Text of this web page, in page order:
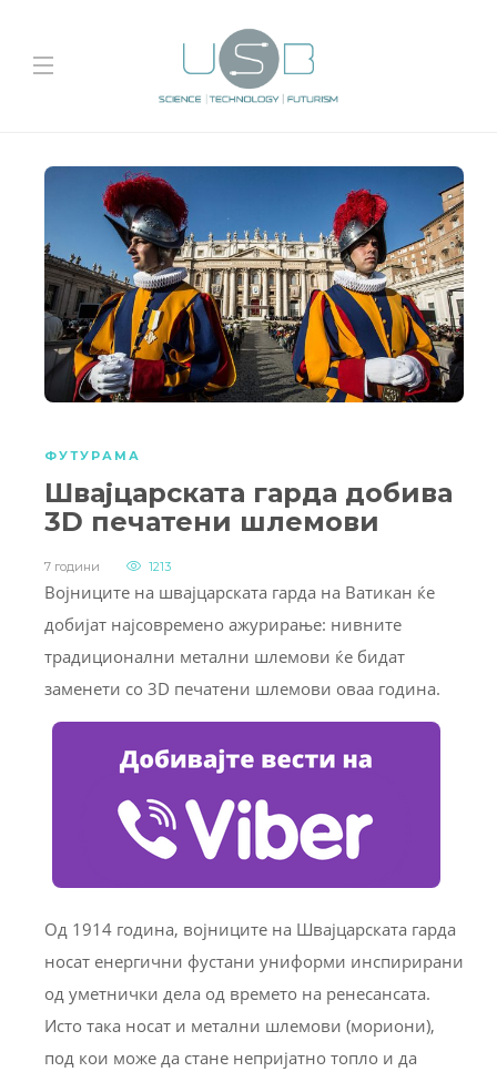
ФУТУРАМА
Швајцарската гарда добива
3D печатени шлемови
7 години 1213
Војниците на швајцарската гарда на Ватикан ќе
добијат најсовремено ажурирање: нивните
традиционални метални шлемови ќе бидат
заменети со 3D печатени шлемови оваа година.
Од 1914 година, војниците на Швајцарската гарда
носат енергични фустани униформи инспирирани
од уметнички дела од времето на ренесансата.
Исто така носат и метални шлемови (мориони),
под кои може да стане непријатно топло и да